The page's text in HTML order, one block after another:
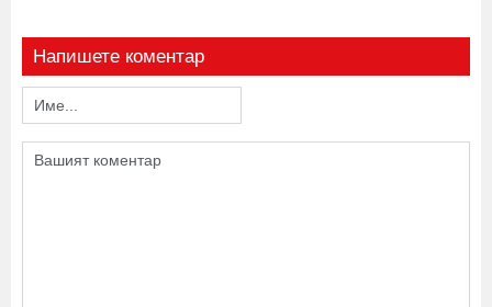
Напишете коментар